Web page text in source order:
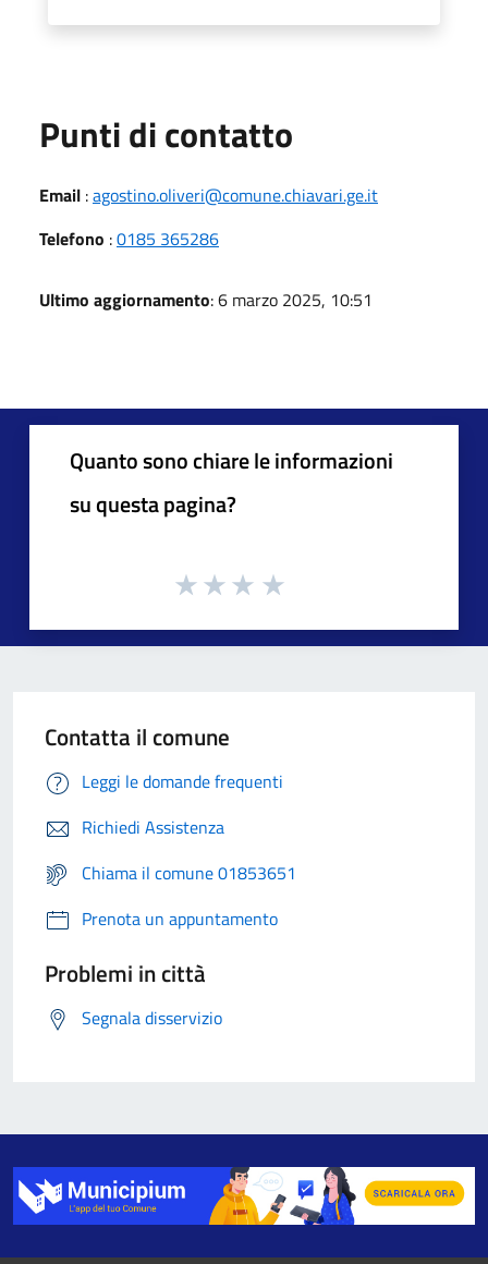
Punti di contatto
Email :agostino.oliveri@comune.chiavari.ge.it
Telefono :0185 365286
Ultimo aggiornamento: 6 marzo 2025, 10:51
Quanto sono chiare le informazioni
su questa pagina?
Contatta il comune
Leggi le domande frequenti
Richiedi Assistenza
Chiama il comune 01853651
Prenota un appuntamento
Problemi in città
Segnala disservizio